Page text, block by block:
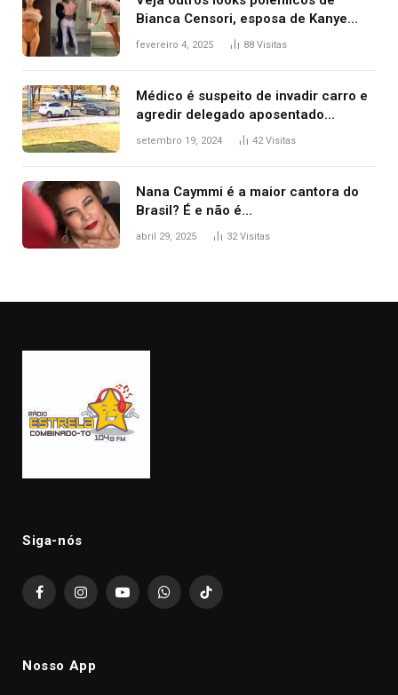
Bianca Censori, esposa de Kanye
West que apareceu nua no Grammy
fevereiro 4, 2025 88 Visitas
Médico é suspeito de invadir carro e
agredir delegado aposentado
durante confusão no trânsito
setembro 19, 2024 42Visitas
Nana Caymmi é a maior cantora do
Brasil? É e não é…
abril 29, 2025 32Visitas
Siga-nós
FacebookInstagramYouTubeWhatsAppTikTok
Nosso App